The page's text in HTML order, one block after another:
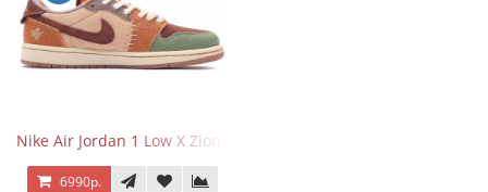
Nike Air Jordan 1 Low X Zion Williamson Voodoo
6990р.